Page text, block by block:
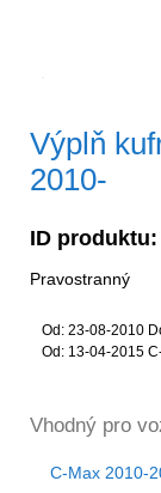
Výplň
2010-
ID produktu:
Pravostranný
Od: 23-08-2010
Od: 13-04-2015
Vhodný pro
C-Max 2010-